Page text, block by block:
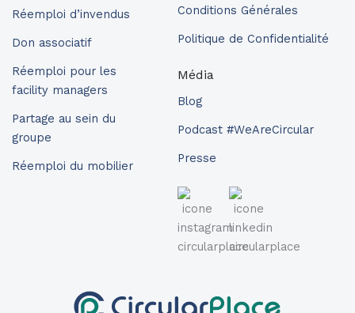
Réemploi d’invendus
Don associatif
Réemploi pour les
facility managers
Partage au sein du
groupe
Réemploi du mobilier
Conditions Générales
Politique de Confidentialité
Média
Blog
Podcast #WeAreCircular
Presse